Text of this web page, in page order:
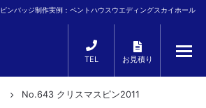
ピンバッジ制作実例：ペントハウスウエディングスカイホール
TEL お見積り
No.643 クリスマスピン2011